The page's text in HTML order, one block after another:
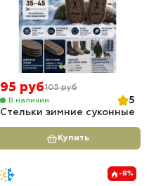
95 руб105 руб
В наличии
5
Стельки зимние суконные
Купить
-8%